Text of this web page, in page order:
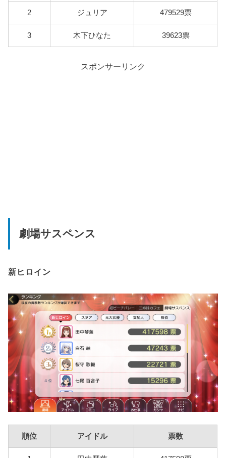
2 ジュリア 479529票
3 木下ひなた 39623票
スポンサーリンク
劇場サスペンス
新ヒロイン
順位 アイドル 票数